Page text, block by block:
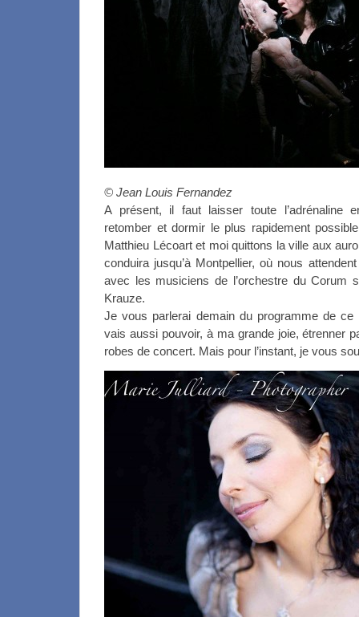
© Jean Louis Fernandez
A présent, il faut laisser toute l’adrénaline
retomber et dormir le plus rapidement
Matthieu Lécoart et moi quittons la ville aux
conduira jusqu’à Montpellier, où nous
avec les musiciens de l’orchestre du Corum
Krauze.
Je vous parlerai demain du programme de ce
vais aussi pouvoir, à ma grande joie, étrenner
robes de concert. Mais pour l’instant, je vous